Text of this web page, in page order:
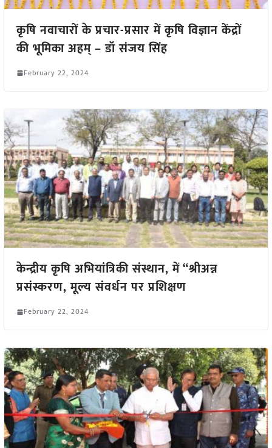
कृषि नवाचारों के प्रचार-प्रसार में कृषि विज्ञान केंद्रों
की भूमिका अहम् – डॉ संजय सिंह
February 22, 2024
केन्द्रीय कृषि अभियांत्रिकी संस्थान, में “श्रीअन्न
प्रसंस्करण, मूल्य संवर्धन पर प्रशिक्षण
February 22, 2024